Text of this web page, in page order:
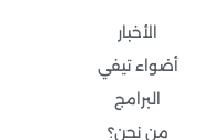
الأخبار
أضواء تيفي
البرامج
من نحن؟